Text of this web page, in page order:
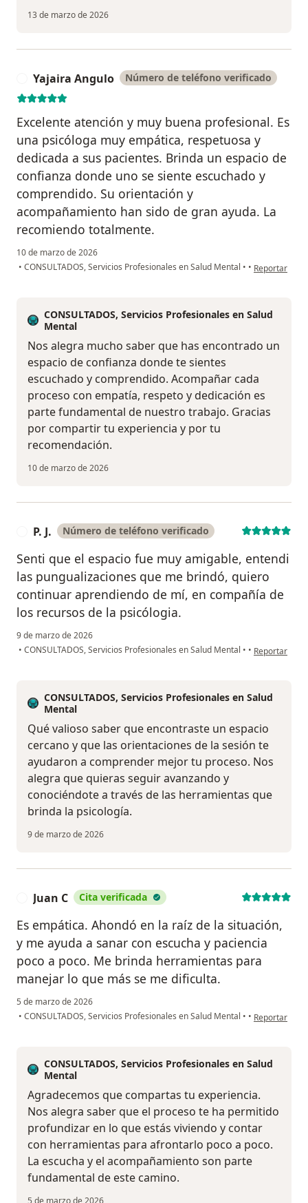
13 de marzo de 2026
Yajaira Angulo Número de teléfono verificado
Excelente atención y muy buena profesional. Es
una psicóloga muy empática, respetuosa y
dedicada a sus pacientes. Brinda un espacio de
confianza donde uno se siente escuchado y
comprendido. Su orientación y
acompañamiento han sido de gran ayuda. La
recomiendo totalmente.
10 de marzo de 2026
• CONSULTADOS, Servicios Profesionales en Salud Mental • • en opinión
Reportar
CONSULTADOS, Servicios Profesionales en Salud
Mental
Nos alegra mucho saber que has encontrado un
espacio de confianza donde te sientes
escuchado y comprendido. Acompañar cada
proceso con empatía, respeto y dedicación es
parte fundamental de nuestro trabajo. Gracias
por compartir tu experiencia y por tu
recomendación.
10 de marzo de 2026
P. J. Número de teléfono verificado
Senti que el espacio fue muy amigable, entendi
las pungualizaciones que me brindó, quiero
continuar aprendiendo de mí, en compañía de
los recursos de la psicólogia.
9 de marzo de 2026
• CONSULTADOS, Servicios Profesionales en Salud Mental • • en opinión del
Reportar
CONSULTADOS, Servicios Profesionales en Salud
Mental
Qué valioso saber que encontraste un espacio
cercano y que las orientaciones de la sesión te
ayudaron a comprender mejor tu proceso. Nos
alegra que quieras seguir avanzando y
conociéndote a través de las herramientas que
brinda la psicología.
9 de marzo de 2026
Juan C Cita verificada
Es empática. Ahondó en la raíz de la situación,
y me ayuda a sanar con escucha y paciencia
poco a poco. Me brinda herramientas para
manejar lo que más se me dificulta.
5 de marzo de 2026
• CONSULTADOS, Servicios Profesionales en Salud Mental • • en opinión
Reportar
CONSULTADOS, Servicios Profesionales en Salud
Mental
Agradecemos que compartas tu experiencia.
Nos alegra saber que el proceso te ha permitido
profundizar en lo que estás viviendo y contar
con herramientas para afrontarlo poco a poco.
La escucha y el acompañamiento son parte
fundamental de este camino.
5 de marzo de 2026